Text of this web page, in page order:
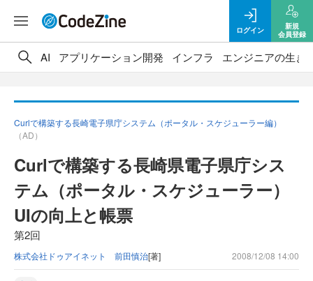
ログイン
新規
会員登録
AI アプリケーション開発 インフラ エンジニアの生き
Curlで構築する長崎電子県庁システム（ポータル・スケジューラー編）
（AD）
Curlで構築する長崎県電子県庁シス
テム（ポータル・スケジューラー）
UIの向上と帳票
第2回
株式会社ドゥアイネット 前田慎治[著] 2008/12/08 14:00